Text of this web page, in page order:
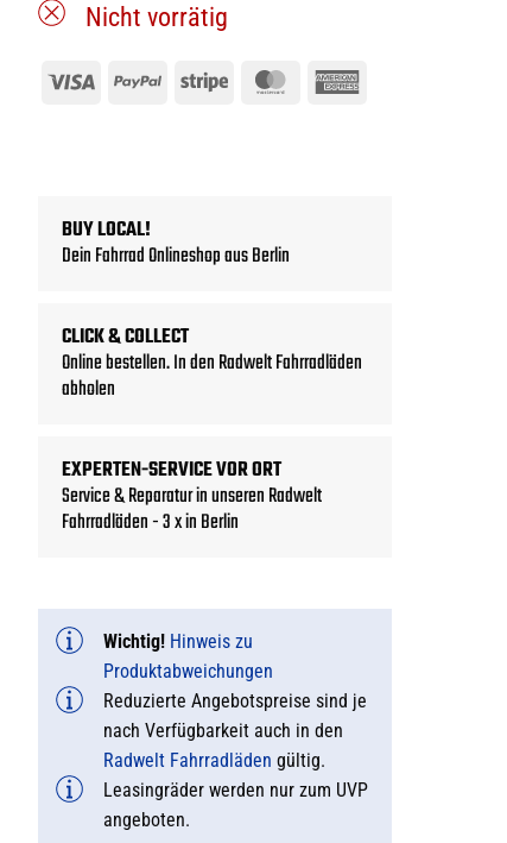
Nicht vorrätig
Visa PayPalStripe MasterCard
BUY LOCAL!
Dein Fahrrad Onlineshop aus Berlin
CLICK & COLLECT
Online bestellen. In den Radwelt Fahrradläden
abholen
EXPERTEN-SERVICE VOR ORT
Service & Reparatur in unseren Radwelt
Fahrradläden - 3 x in Berlin
Wichtig! Hinweis zu
Produktabweichungen
Reduzierte Angebotspreise sind je
nach Verfügbarkeit auch in den
Radwelt Fahrradläden gültig.
Leasingräder werden nur zum UVP
angeboten.